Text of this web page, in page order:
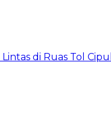
di Ruas Tol